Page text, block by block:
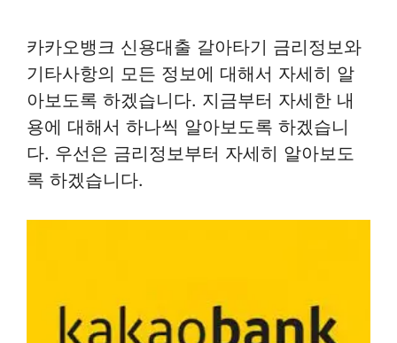
카카오뱅크 신용대출 갈아타기 금리정보와
기타사항의 모든 정보에 대해서 자세히 알
아보도록 하겠습니다. 지금부터 자세한 내
용에 대해서 하나씩 알아보도록 하겠습니
다. 우선은 금리정보부터 자세히 알아보도
록 하겠습니다.